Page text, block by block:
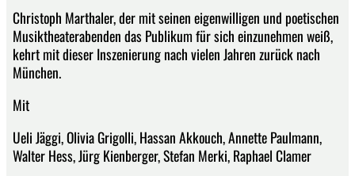
Christoph Marthaler, der mit seinen eigenwilligen und poetischen
Musiktheaterabenden das Publikum für sich einzunehmen weiß,
kehrt mit dieser Inszenierung nach vielen Jahren zurück nach
München.
Mit
Ueli Jäggi, Olivia Grigolli, Hassan Akkouch, Annette Paulmann,
Walter Hess, Jürg Kienberger, Stefan Merki, Raphael Clamer